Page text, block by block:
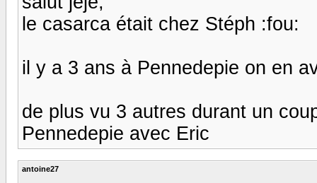
le casarca était chez Stéph :fou:
il y a 3 ans à Pennedepie on en
de plus vu 3 autres durant un
Pennedepie avec Eric
antoine27